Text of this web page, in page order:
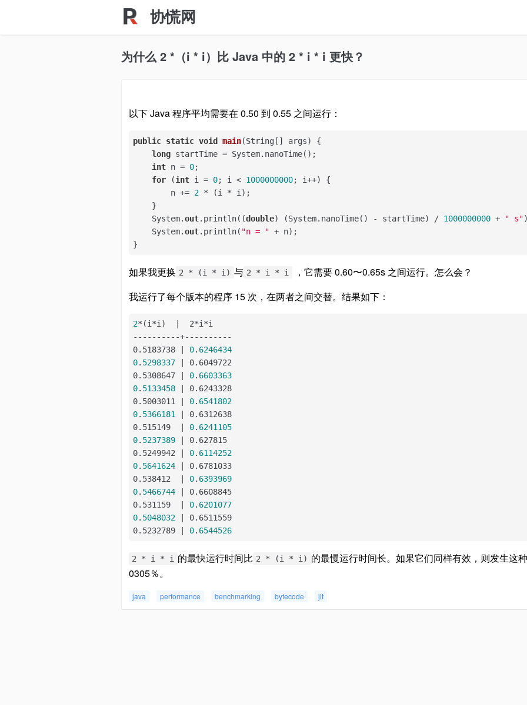
协慌网
为什么 2 *（i * i）比 Java 中的 2 * i * i 更快？
以下 Java 程序平均需要在 0.50 到 0.55 之间运行：
public static void main(String[] args) {
long startTime = System.nanoTime();
int n = 0;
for (int i = 0; i < 1000000000; i++) {
        n +=
2 * (i * i);
    }
    System.
out.println((double) (System.nanoTime() - startTime) / 1000000000 + " s"
    System.
out.println( "n = " + n);
}
如果我更换 2 * (i * i) 与 2 * i * i
，它需要 0.60〜0.65s 之间运行。怎么会？
我运行了每个版本的程序 15 次，在两者之间交替。结果如下：
2*(i*i)
|  2*i*i
----------+----------
0.5183738 |
0. 6246434
0. 5298337
| 0.6049722
0.5308647 |
0. 6603363
0. 5133458
| 0.6243328
0.5003011 |
0. 6541802
0. 5366181
| 0.6312638
0.515149  |
0. 6241105
0. 5237389
| 0.627815
0.5249942 |
0. 6114252
0. 5641624
| 0.6781033
0.538412  |
0. 6393969
0. 5466744
| 0.6608845
0.531159  |
0. 6201077
0. 5048032
| 0.6511559
0.5232789 |
0. 6544526
2 * i * i 的最快运行时间比 2 * (i * i) 的最慢运行时间长。如果它们同样有效，则发生这
0305％。
java performance benchmarking bytecode jit